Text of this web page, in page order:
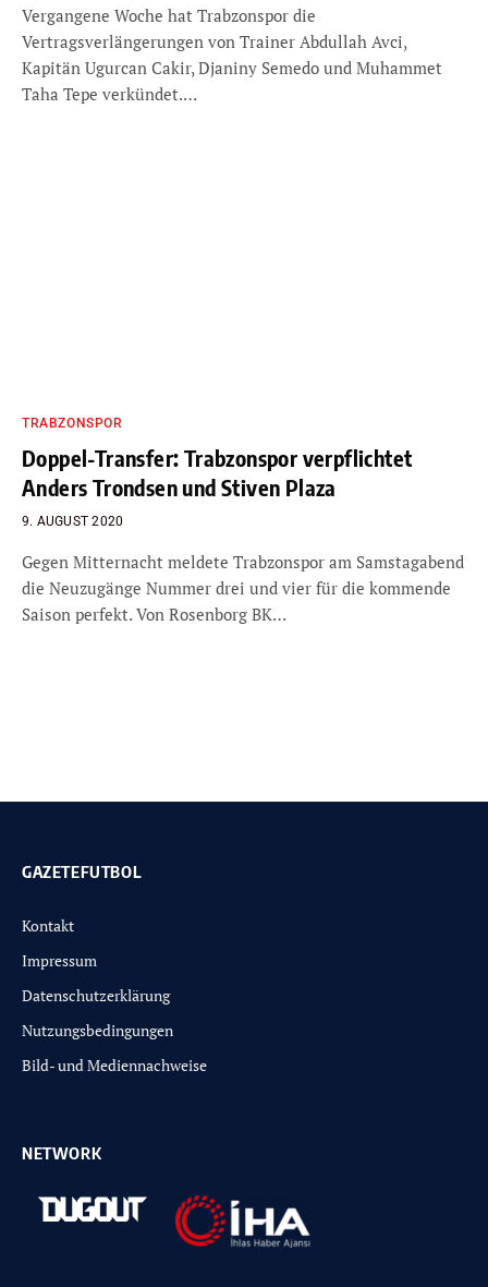
Vergangene Woche hat Trabzonspor die
Vertragsverlängerungen von Trainer Abdullah Avci,
Kapitän Ugurcan Cakir, Djaniny Semedo und Muhammet
Taha Tepe verkündet.…
TRABZONSPOR
Doppel-Transfer: Trabzonspor verpflichtet
Anders Trondsen und Stiven Plaza
9. AUGUST 2020
Gegen Mitternacht meldete Trabzonspor am Samstagabend
die Neuzugänge Nummer drei und vier für die kommende
Saison perfekt. Von Rosenborg BK…
GAZETEFUTBOL
Kontakt
Impressum
Datenschutzerklärung
Nutzungsbedingungen
Bild- und Mediennachweise
NETWORK